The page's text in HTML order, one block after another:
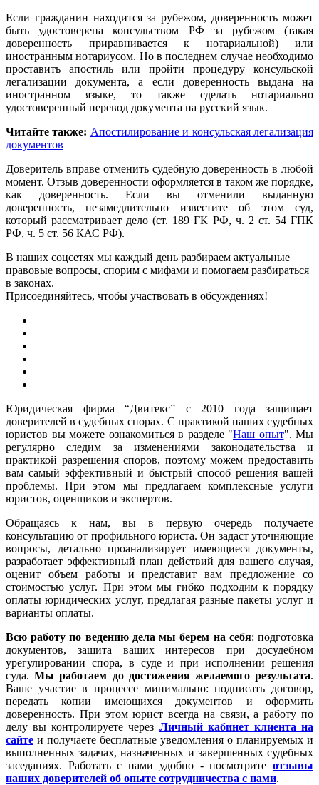
Если гражданин находится за рубежом, доверенность может
быть удостоверена консульством РФ за рубежом (такая
доверенность приравнивается к нотариальной) или
иностранным нотариусом. Но в последнем случае необходимо
проставить апостиль или пройти процедуру консульской
легализации документа, а если доверенность выдана на
иностранном языке, то также сделать нотариально
удостоверенный перевод документа на русский язык.
Читайте также: Апостилирование и консульская легализация
документов
Доверитель вправе отменить судебную доверенность в любой
момент. Отзыв доверенности оформляется в таком же порядке,
как доверенность. Если вы отменили выданную
доверенность, незамедлительно известите об этом суд,
который рассматривает дело (ст. 189 ГК РФ, ч. 2 ст. 54 ГПК
РФ, ч. 5 ст. 56 КАС РФ).
В наших соцсетях мы каждый день разбираем актуальные
правовые вопросы, спорим с мифами и помогаем разбираться
в законах.
Присоединяйтесь, чтобы участвовать в обсуждениях!
Юридическая фирма “Двитекс” с 2010 года защищает
доверителей в судебных спорах. С практикой наших судебных
юристов вы можете ознакомиться в разделе "Наш опыт". Мы
регулярно следим за изменениями законодательства и
практикой разрешения споров, поэтому можем предоставить
вам самый эффективный и быстрый способ решения вашей
проблемы. При этом мы предлагаем комплексные услуги
юристов, оценщиков и экспертов.
Обращаясь к нам, вы в первую очередь получаете
консультацию от профильного юриста. Он задаст уточняющие
вопросы, детально проанализирует имеющиеся документы,
разработает эффективный план действий для вашего случая,
оценит объем работы и представит вам предложение со
стоимостью услуг. При этом мы гибко подходим к порядку
оплаты юридических услуг, предлагая разные пакеты услуг и
варианты оплаты.
Всю работу по ведению дела мы берем на себя: подготовка
документов, защита ваших интересов при досудебном
урегулировании спора, в суде и при исполнении решения
суда.Мы работаем до достижения желаемого результата.
Ваше участие в процессе минимально: подписать договор,
передать копии имеющихся документов и оформить
доверенность. При этом юрист всегда на связи, а работу по
делу вы контролируете через Личный кабинет клиента на
сайте и получаете бесплатные уведомления о планируемых и
выполненных задачах, назначенных и завершенных судебных
заседаниях. Работать с нами удобно - посмотрите отзывы
наших доверителей об опыте сотрудничества с нами.